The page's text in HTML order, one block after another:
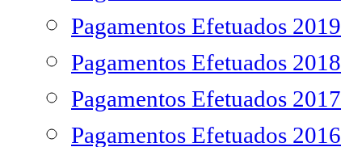
Pagamentos Efetuados 2019
Pagamentos Efetuados 2018
Pagamentos Efetuados 2017
Pagamentos Efetuados 2016